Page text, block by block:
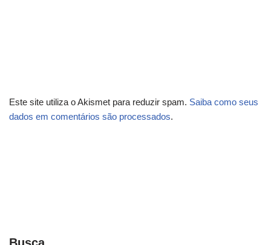
Este site utiliza o Akismet para reduzir spam. Saiba como seus
dados em comentários são processados.